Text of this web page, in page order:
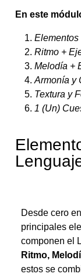
En este
Ritmo +
Melodía +
Armonía y
Textura y
1 (Un)
Desde cero
principales
componen el
Ritmo,
estos se